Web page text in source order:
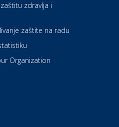
motorne
zdravlja i
zaštite na radu
Organization